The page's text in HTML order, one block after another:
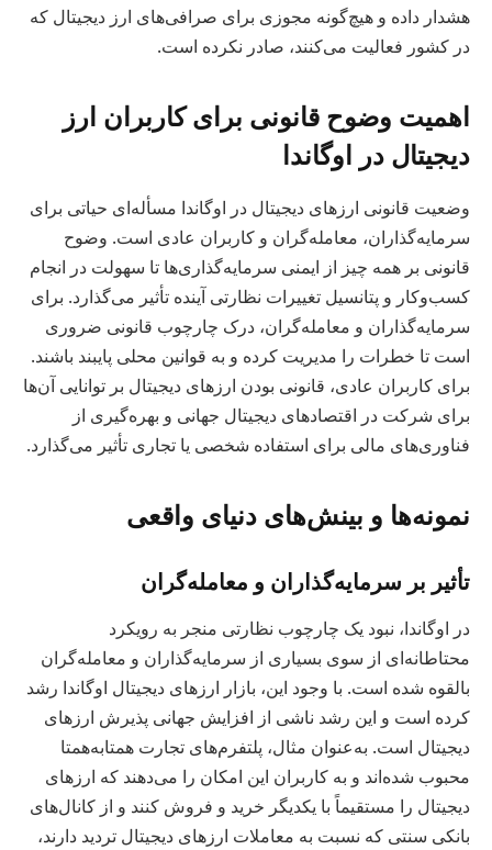
هشدار داده و هیچ‌گونه مجوزی برای صرافی‌های ارز دیجیتال که
در کشور فعالیت می‌کنند، صادر نکرده است.
اهمیت وضوح قانونی برای کاربران ارز
دیجیتال در اوگاندا
وضعیت قانونی ارزهای دیجیتال در اوگاندا مسأله‌ای حیاتی برای
سرمایه‌گذاران، معامله‌گران و کاربران عادی است. وضوح
قانونی بر همه چیز از ایمنی سرمایه‌گذاری‌ها تا سهولت در انجام
کسب‌وکار و پتانسیل تغییرات نظارتی آینده تأثیر می‌گذارد. برای
سرمایه‌گذاران و معامله‌گران، درک چارچوب قانونی ضروری
است تا خطرات را مدیریت کرده و به قوانین محلی پایبند باشند.
برای کاربران عادی، قانونی بودن ارزهای دیجیتال بر توانایی آن‌ها
برای شرکت در اقتصادهای دیجیتال جهانی و بهره‌گیری از
فناوری‌های مالی برای استفاده شخصی یا تجاری تأثیر می‌گذارد.
نمونه‌ها و بینش‌های دنیای واقعی
تأثیر بر سرمایه‌گذاران و معامله‌گران
در اوگاندا، نبود یک چارچوب نظارتی منجر به رویکرد
محتاطانه‌ای از سوی بسیاری از سرمایه‌گذاران و معامله‌گران
بالقوه شده است. با وجود این، بازار ارزهای دیجیتال اوگاندا رشد
کرده است و این رشد ناشی از افزایش جهانی پذیرش ارزهای
دیجیتال است. به‌عنوان مثال، پلتفرم‌های تجارت همتابه‌همتا
محبوب شده‌اند و به کاربران این امکان را می‌دهند که ارزهای
دیجیتال را مستقیماً با یکدیگر خرید و فروش کنند و از کانال‌های
بانکی سنتی که نسبت به معاملات ارزهای دیجیتال تردید دارند،